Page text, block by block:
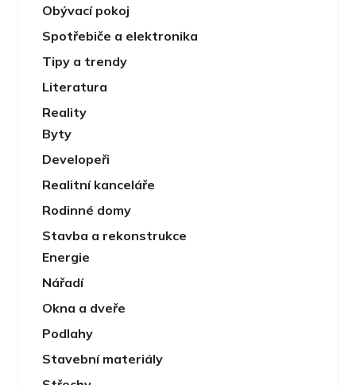
Obývací pokoj
Spotřebiče a elektronika
Tipy a trendy
Literatura
Reality
Byty
Developeři
Realitní kanceláře
Rodinné domy
Stavba a rekonstrukce
Energie
Nářadí
Okna a dveře
Podlahy
Stavební materiály